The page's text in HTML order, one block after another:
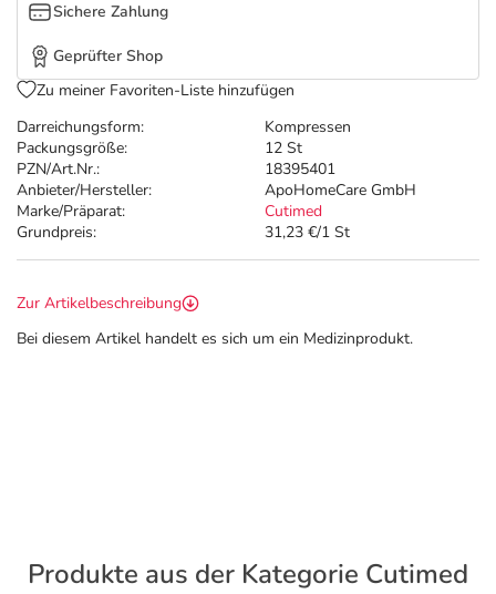
Darreichungsform:
Kompressen
Packungsgröße:
12 St
PZN/Art.Nr.:
18395401
Anbieter/Hersteller:
ApoHomeCare GmbH
Marke/Präparat:
Cutimed
Grundpreis:
31,23 €/1 St
Sichere Zahlung
Geprüfter Shop
Zu meiner Favoriten-Liste hinzufügen
Zur Artikelbeschreibung
Bei diesem Artikel handelt es sich um ein Medizinprodukt.
Produkte aus der Kategorie Cutimed